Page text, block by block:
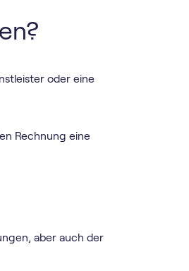
oder eine
Rechnung eine
aber auch der